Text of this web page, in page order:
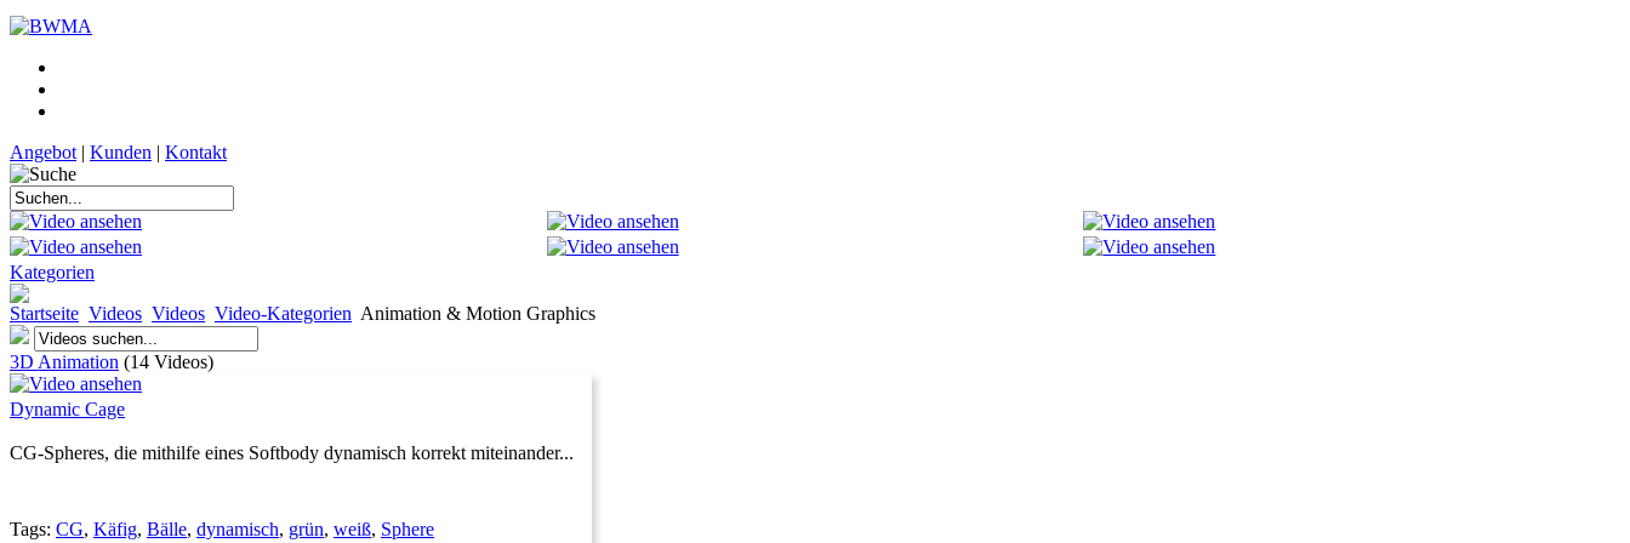
Angebot | Kunden | Kontakt
Kategorien
Startseite Videos Videos Video-Kategorien Animation & Motion Graphics
3D Animation (14 Videos)
Dynamic Cage
CG-Spheres, die mithilfe eines Softbody dynamisch korrekt miteinander...
Tags: CG, Käfig, Bälle, dynamisch, grün, weiß, Sphere